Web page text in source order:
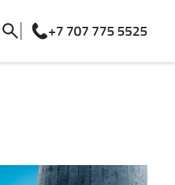
+7 707 775 5525